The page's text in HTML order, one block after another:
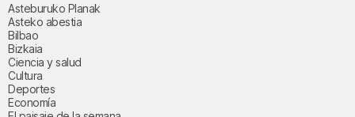
Asteburuko Planak
Asteko abestia
Bilbao
Bizkaia
Ciencia y salud
Cultura
Deportes
Economía